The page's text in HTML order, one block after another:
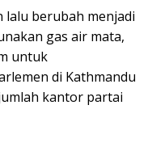
lalu berubah menjadi
gas air mata,
untuk
di Kathmandu
kantor partai